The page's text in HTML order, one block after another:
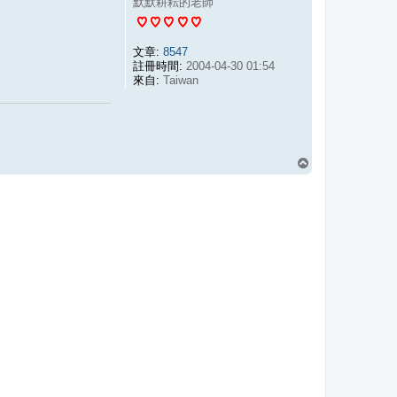
默默耕耘的老師
文章: 8547
註冊時間: 2004-04-30 01:54
來自: Taiwan